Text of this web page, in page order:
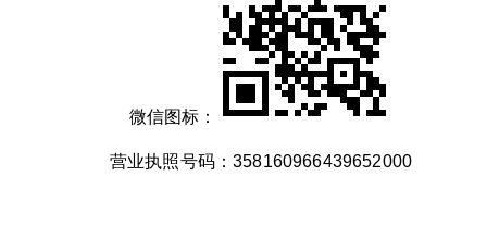
微信图标：
营业执照号码：358160966439652000